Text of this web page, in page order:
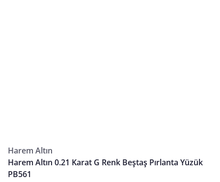
Harem Altın
Harem Altın 0.21 Karat G Renk Beştaş Pırlanta Yüzük
PB561